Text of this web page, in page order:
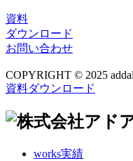
資料
ダウンロード
お問い合わせ
COPYRIGHT © 2025
資料ダウンロード
works実績